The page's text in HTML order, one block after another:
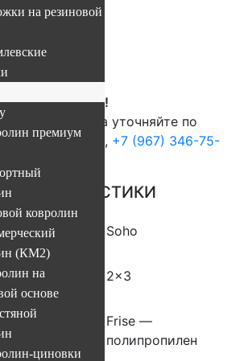
ВНИМАНИЕ!
товара уточняйте по
377-09-32 , +7 (967) 346-75-
ХАРАКТЕРИСТИКИ
Soho
2×3
Frise —
полипропилен
на резиновой
премиум
ковролин
(КМ2)
на
основе
циновки